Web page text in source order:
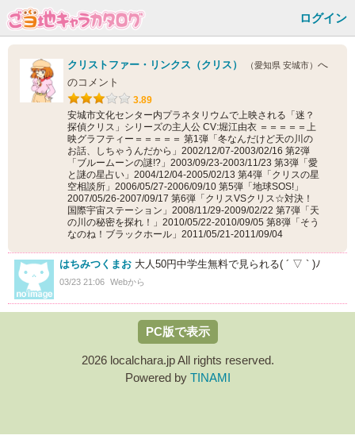
ログイン
クリストファー・リンクス（クリス） （愛知県 安城市） へ
のコメント
3.89
安城市文化センター内プラネタリウムで上映される「迷？
探偵クリス」シリーズの主人公 CV:堀江由衣 ＝＝＝＝＝上
映グラフティー＝＝＝＝＝ 第1弾「冬なんだけど天の川の
お話、しちゃうんだから」2002/12/07-2003/02/16 第2弾
「ブルームーンの謎!?」2003/09/23-2003/11/23 第3弾「愛
と謎の星占い」2004/12/04-2005/02/13 第4弾「クリスの星
空相談所」2006/05/27-2006/09/10 第5弾「地球SOS!」
2007/05/26-2007/09/17 第6弾「クリスVSクリス☆対決！
国際宇宙ステーション」2008/11/29-2009/02/22 第7弾「天
の川の秘密を探れ！」2010/05/22-2010/09/05 第8弾「そう
なのね！ブラックホール」2011/05/21-2011/09/04
はちみつくまお 大人50円中学生無料で見られる( ´ ▽ ` )ﾉ
03/23 21:06 Webから
PC版で表示
2026 localchara.jp All rights reserved.
Powered by TINAMI